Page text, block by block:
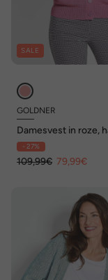
SALE
GOLDNER
Damesvest in roze,
mouwen
- 27%
109,99€ 79,99€